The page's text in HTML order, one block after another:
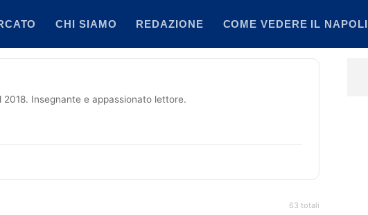
CHI SIAMO REDAZIONE COME VEDERE IL NAPOLI
Insegnante e appassionato lettore.
63 totali